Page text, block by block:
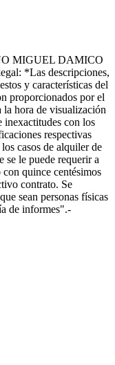
MIGUEL DAMICO
*Las descripciones,
y características del
proporcionados por el
la hora de visualización
inexactitudes con los
respectivas
casos de alquiler de
le puede requerir a
quince centésimos
contrato. Se
sean personas físicas
de informes".-